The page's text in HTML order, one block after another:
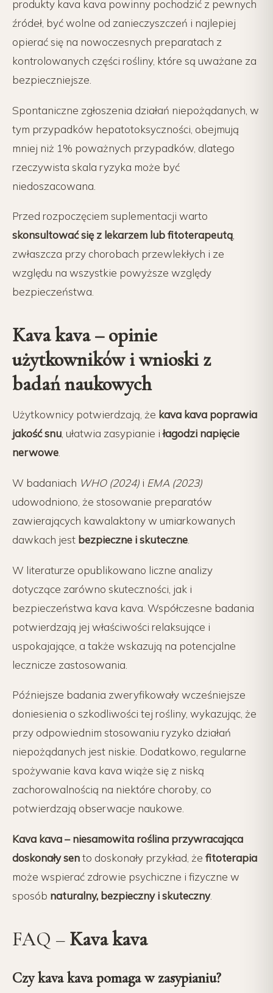
produkty kava kava powinny pochodzić z pewnych
źródeł, być wolne od zanieczyszczeń i najlepiej
opierać się na nowoczesnych preparatach z
kontrolowanych części rośliny, które są uważane za
bezpieczniejsze.
Spontaniczne zgłoszenia działań niepożądanych, w
tym przypadków hepatotoksyczności, obejmują
mniej niż 1% poważnych przypadków, dlatego
rzeczywista skala ryzyka może być
niedoszacowana.
Przed rozpoczęciem suplementacji warto
skonsultować się z lekarzem lub fitoterapeutą,
zwłaszcza przy chorobach przewlekłych i ze
względu na wszystkie powyższe względy
bezpieczeństwa.
Kava kava – opinie
użytkowników i wnioski z
badań naukowych
Użytkownicy potwierdzają, że kava kava poprawia
jakość snu, ułatwia zasypianie iłagodzi napięcie
nerwowe.
W badaniach WHO (2024) i EMA (2023)
udowodniono, że stosowanie preparatów
zawierających kawalaktony w umiarkowanych
dawkach jest bezpieczne i skuteczne
W literaturze opublikowano liczne analizy
dotyczące zarówno skuteczności, jak i
bezpieczeństwa kava kava. Współczesne badania
potwierdzają jej właściwości relaksujące i
uspokajające, a także wskazują na potencjalne
lecznicze zastosowania.
Późniejsze badania zweryfikowały wcześniejsze
doniesienia o szkodliwości tej rośliny, wykazując, że
przy odpowiednim stosowaniu ryzyko działań
niepożądanych jest niskie. Dodatkowo, regularne
spożywanie kava kava wiąże się z niską
zachorowalnością na niektóre choroby, co
potwierdzają obserwacje naukowe.
Kava kava – niesamowita roślina przywracająca
doskonały sento doskonały przykład, że fitoterapia
może wspierać zdrowie psychiczne i fizyczne w
sposób naturalny, bezpieczny i skuteczny.
FAQ – Kava kava
Czy kava kava pomaga w zasypianiu?